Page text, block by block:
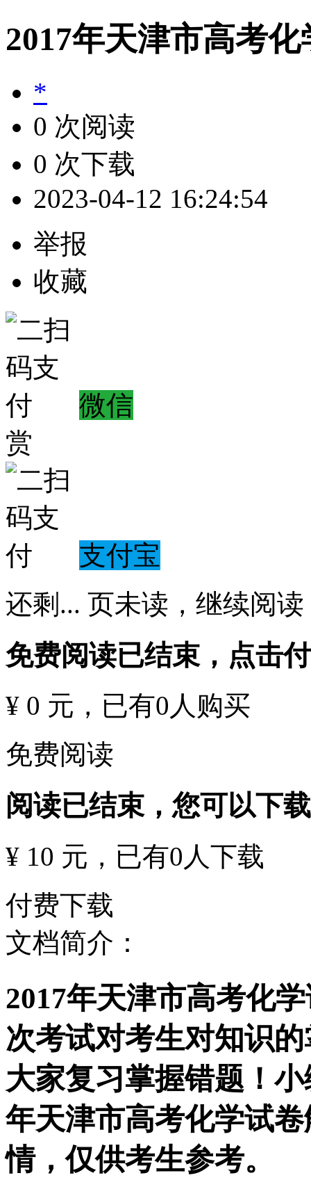
2017年天津市高考
*
0 次阅读
0 次下载
2023-04-12 16:24:54
举报
收藏
微信
赏
支付宝
还剩 ... 页未读， 继续阅读
免费阅读已结束，点击
¥ 0 元 ，已有0 人购买
免费阅读
阅读已结束，您可以下
¥ 10 元 ，已有0 人下载
付费下载
文档简介：
2017年天津市高考化
次考试对考生对知识
大家复习掌握错题！
年天津市高考化学试
情，仅供考生参考。